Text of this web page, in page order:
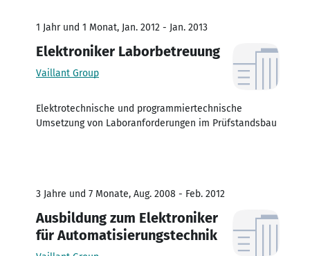
1 Jahr und 1 Monat, Jan. 2012 - Jan. 2013
Elektroniker Laborbetreuung
Vaillant Group
Elektrotechnische und programmiertechnische
Umsetzung von Laboranforderungen im Prüfstandsbau
3 Jahre und 7 Monate, Aug. 2008 - Feb. 2012
Ausbildung zum Elektroniker
für Automatisierungstechnik